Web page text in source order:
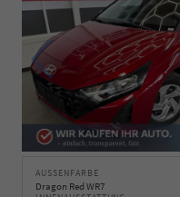
AUSSENFARBE
Dragon Red WR7